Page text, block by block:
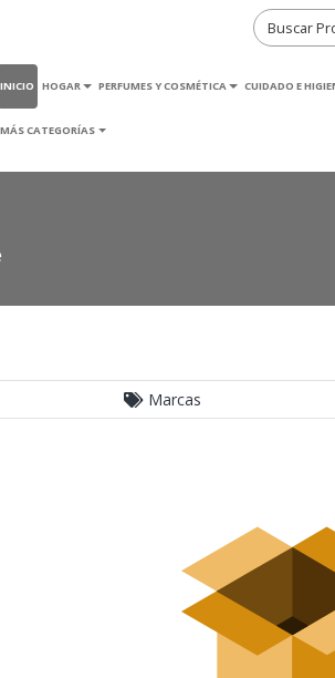
INICIO HOGAR PERFUMES Y COSMÉTICA CUIDADO E
MÁS CATEGORÍAS
Marcas